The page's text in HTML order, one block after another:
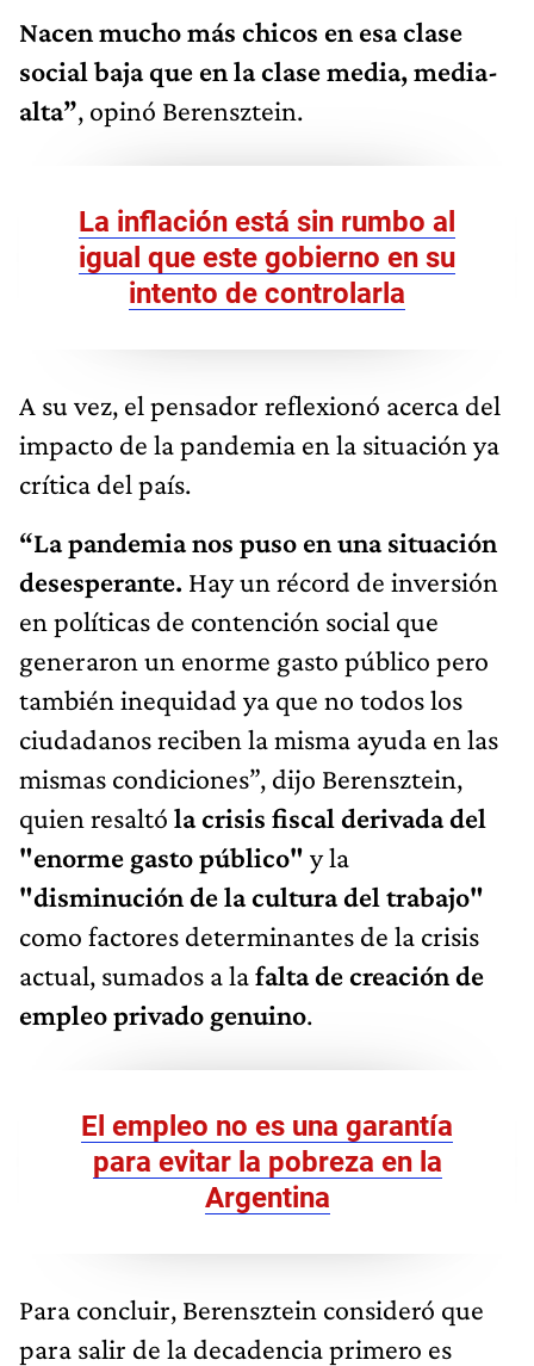
Nacen mucho más chicos en esa clase
social baja que en la clase media, media-
alta”, opinó Berensztein.
La inflación está sin rumbo al
igual que este gobierno en su
intento de controlarla
A su vez, el pensador reflexionó acerca del
impacto de la pandemia en la situación ya
crítica del país.
“La pandemia nos puso en una situación
desesperante. Hay un récord de inversión
en políticas de contención social que
generaron un enorme gasto público pero
también inequidad ya que no todos los
ciudadanos reciben la misma ayuda en las
mismas condiciones”, dijo Berensztein,
quien resaltó la crisis fiscal derivada del
"enorme gasto público" y la
"disminución de la cultura del trabajo"
como factores determinantes de la crisis
actual, sumados a lafalta de creación de
empleo privado genuino.
El empleo no es una garantía
para evitar la pobreza en la
Argentina
Para concluir, Berensztein consideró que
para salir de la decadencia primero es